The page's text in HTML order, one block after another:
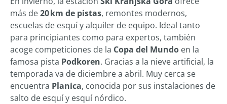
más de20 km de pistas, remontes modernos,
escuelas de esquí y alquiler de equipo. Ideal tanto
para principiantes como para expertos, también
acoge competiciones de la Copa del Mundo en la
famosa pista Podkoren. Gracias a la nieve artificial, la
temporada va de diciembre a abril. Muy cerca se
encuentra Planica, conocida por sus instalaciones de
salto de esquí y esquí nórdico.